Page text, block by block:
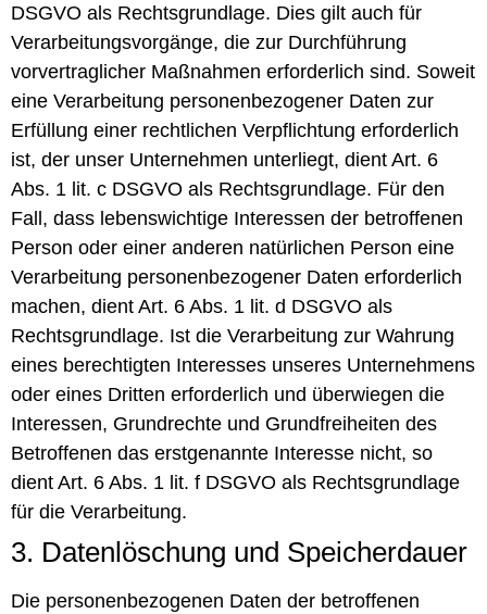
DSGVO als Rechtsgrundlage. Dies gilt auch für
Verarbeitungsvorgänge, die zur Durchführung
vorvertraglicher Maßnahmen erforderlich sind. Soweit
eine Verarbeitung personenbezogener Daten zur
Erfüllung einer rechtlichen Verpflichtung erforderlich
ist, der unser Unternehmen unterliegt, dient Art. 6
Abs. 1 lit. c DSGVO als Rechtsgrundlage. Für den
Fall, dass lebenswichtige Interessen der betroffenen
Person oder einer anderen natürlichen Person eine
Verarbeitung personenbezogener Daten erforderlich
machen, dient Art. 6 Abs. 1 lit. d DSGVO als
Rechtsgrundlage. Ist die Verarbeitung zur Wahrung
eines berechtigten Interesses unseres Unternehmens
oder eines Dritten erforderlich und überwiegen die
Interessen, Grundrechte und Grundfreiheiten des
Betroffenen das erstgenannte Interesse nicht, so
dient Art. 6 Abs. 1 lit. f DSGVO als Rechtsgrundlage
für die Verarbeitung.
3. Datenlöschung und Speicherdauer
Die personenbezogenen Daten der betroffenen